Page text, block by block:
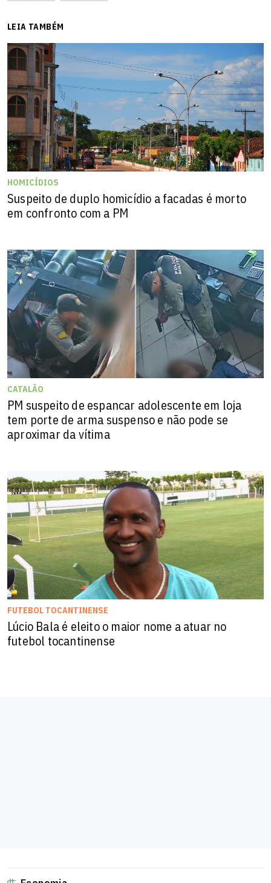
LEIA TAMBÉM
HOMICÍDIOS
Suspeito de duplo homicídio a facadas é morto
em confronto com a PM
CATALÃO
PM suspeito de espancar adolescente em loja
tem porte de arma suspenso e não pode se
aproximar da vítima
FUTEBOL TOCANTINENSE
Lúcio Bala é eleito o maior nome a atuar no
futebol tocantinense